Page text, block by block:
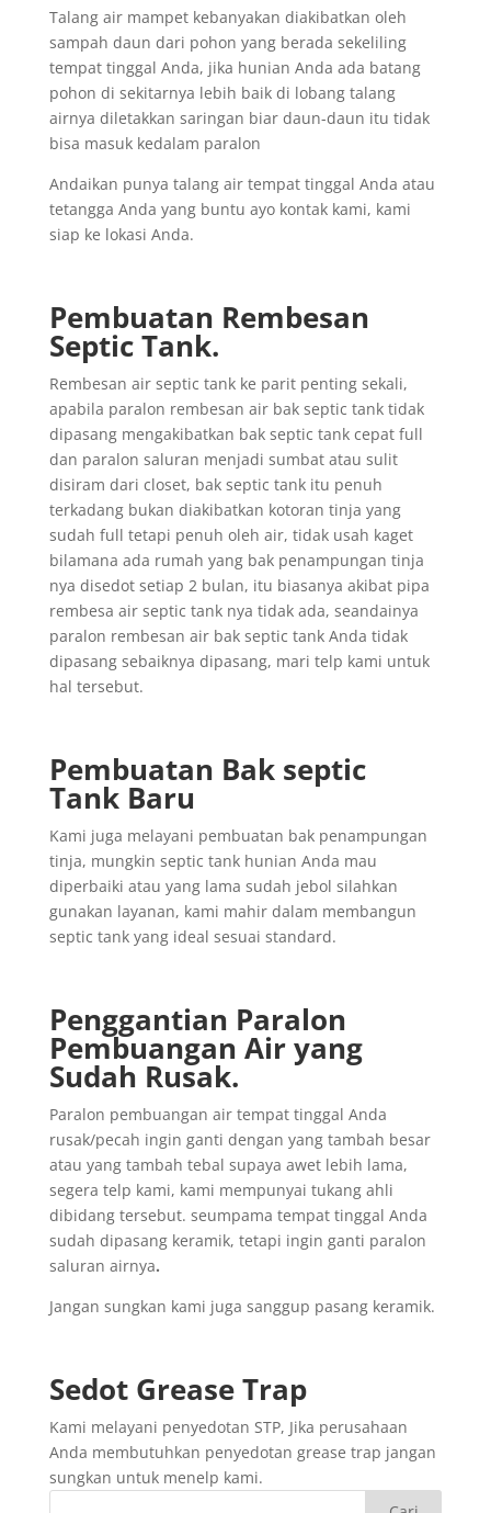
Talang air mampet kebanyakan diakibatkan oleh
sampah daun dari pohon yang berada sekeliling
tempat tinggal Anda, jika hunian Anda ada batang
pohon di sekitarnya lebih baik di lobang talang
airnya diletakkan saringan biar daun-daun itu tidak
bisa masuk kedalam paralon
Andaikan punya talang air tempat tinggal Anda atau
tetangga Anda yang buntu ayo kontak kami, kami
siap ke lokasi Anda.
Pembuatan Rembesan
Septic Tank.
Rembesan air septic tank ke parit penting sekali,
apabila paralon rembesan air bak septic tank tidak
dipasang mengakibatkan bak septic tank cepat full
dan paralon saluran menjadi sumbat atau sulit
disiram dari closet, bak septic tank itu penuh
terkadang bukan diakibatkan kotoran tinja yang
sudah full tetapi penuh oleh air, tidak usah kaget
bilamana ada rumah yang bak penampungan tinja
nya disedot setiap 2 bulan, itu biasanya akibat pipa
rembesa air septic tank nya tidak ada, seandainya
paralon rembesan air bak septic tank Anda tidak
dipasang sebaiknya dipasang, mari telp kami untuk
hal tersebut.
Pembuatan Bak septic
Tank Baru
Kami juga melayani pembuatan bak penampungan
tinja, mungkin septic tank hunian Anda mau
diperbaiki atau yang lama sudah jebol silahkan
gunakan layanan, kami mahir dalam membangun
septic tank yang ideal sesuai standard.
Penggantian Paralon
Pembuangan Air yang
Sudah Rusak.
Paralon pembuangan air tempat tinggal Anda
rusak/pecah ingin ganti dengan yang tambah besar
atau yang tambah tebal supaya awet lebih lama,
segera telp kami, kami mempunyai tukang ahli
dibidang tersebut. seumpama tempat tinggal Anda
sudah dipasang keramik, tetapi ingin ganti paralon
saluran airnya.
Jangan sungkan kami juga sanggup pasang keramik.
Sedot Grease Trap
Kami melayani penyedotan STP, Jika perusahaan
Anda membutuhkan penyedotan grease trap jangan
sungkan untuk menelp kami.